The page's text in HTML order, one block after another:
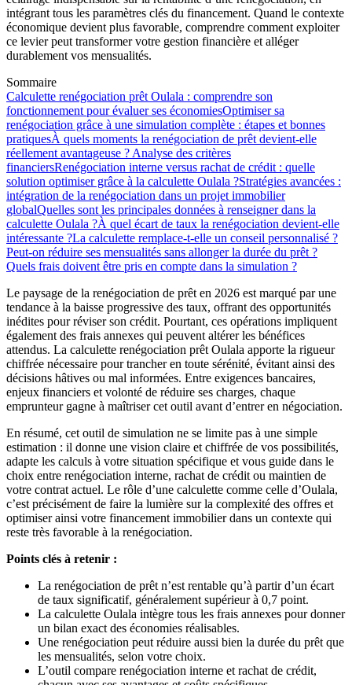
intégrant tous les paramètres clés du financement. Quand le contexte
économique devient plus favorable, comprendre comment exploiter
ce levier peut transformer votre gestion financière et alléger
durablement vos mensualités.
Sommaire
Calculette renégociation prêt Oulala : comprendre son
fonctionnement pour évaluer ses économiesOptimiser sa
renégociation grâce à une simulation complète : étapes et bonnes
pratiquesÀ quels moments la renégociation de prêt devient-elle
réellement avantageuse ? Analyse des critères
financiersRenégociation interne versus rachat de crédit : quelle
solution optimiser grâce à la calculette Oulala ?Stratégies avancées :
intégration de la renégociation dans un projet immobilier
globalQuelles sont les principales données à renseigner dans la
calculette Oulala ?À quel écart de taux la renégociation devient-elle
intéressante ?La calculette remplace-t-elle un conseil personnalisé ?
Peut-on réduire ses mensualités sans allonger la durée du prêt ?
Quels frais doivent être pris en compte dans la simulation ?
Le paysage de la renégociation de prêt en 2026 est marqué par une
tendance à la baisse progressive des taux, offrant des opportunités
inédites pour réviser son crédit. Pourtant, ces opérations impliquent
également des frais annexes qui peuvent altérer les bénéfices
attendus. La calculette renégociation prêt Oulala apporte la rigueur
chiffrée nécessaire pour trancher en toute sérénité, évitant ainsi des
décisions hâtives ou mal informées. Entre exigences bancaires,
enjeux financiers et volonté de réduire ses charges, chaque
emprunteur gagne à maîtriser cet outil avant d’entrer en négociation.
En résumé, cet outil de simulation ne se limite pas à une simple
estimation : il donne une vision claire et chiffrée de vos possibilités,
adapte les calculs à votre situation spécifique et vous guide dans le
choix entre renégociation interne, rachat de crédit ou maintien de
votre contrat actuel. Le rôle d’une calculette comme celle d’Oulala,
c’est précisément de faire la lumière sur la complexité des offres et
optimiser ainsi votre financement immobilier dans un contexte qui
reste très favorable à la renégociation.
Points clés à retenir :
La renégociation de prêt n’est rentable qu’à partir d’un écart
de taux significatif, généralement supérieur à 0,7 point.
La calculette Oulala intègre tous les frais annexes pour donner
un bilan exact des économies réalisables.
Une renégociation peut réduire aussi bien la durée du prêt que
les mensualités, selon votre choix.
L’outil compare renégociation interne et rachat de crédit,